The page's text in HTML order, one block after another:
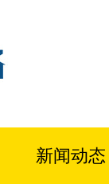
新闻动态